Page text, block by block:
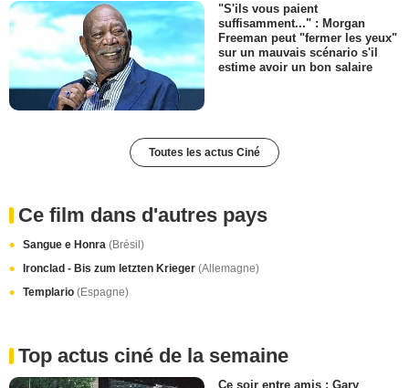
"S'ils vous paient
suffisamment..." : Morgan
Freeman peut "fermer les yeux"
sur un mauvais scénario s'il
estime avoir un bon salaire
Toutes les actus Ciné
Ce film dans d'autres pays
Sangue e Honra (Brésil)
Ironclad - Bis zum letzten Krieger (Allemagne)
Templario (Espagne)
Top actus ciné de la semaine
Ce soir entre amis : Gary